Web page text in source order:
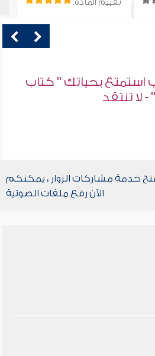
تقييم المادة:
استمتع بحياتك " كتاب
لا تنتقد
خدمة مشاركات الزوار ، يمكنكم
الآن رفع ملفات الصوتية